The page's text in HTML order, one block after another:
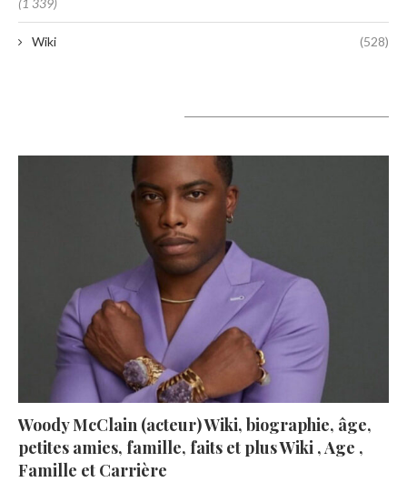
Wiki (528)
Woody McClain (acteur) Wiki, biographie, âge,
petites amies, famille, faits et plus Wiki , Age ,
Famille et Carrière